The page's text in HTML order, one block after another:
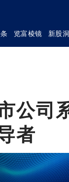
览富棱镜 新股
公
者